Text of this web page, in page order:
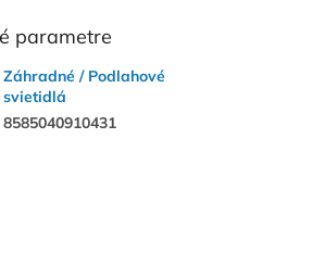
parametre
Záhradné / Podlahové
svietidlá
8585040910431